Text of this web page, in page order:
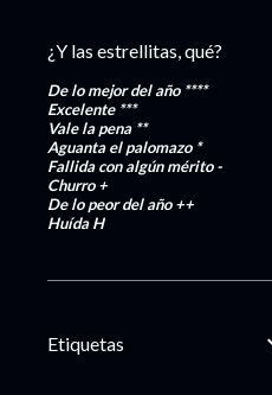
¿Y las estrellitas, qué?
De lo mejor del año ****
Excelente***
Vale la pena **
Aguanta el palomazo *
Fallida con algún mérito-
Churro+
De lo peor del año++
HuídaH
Etiquetas